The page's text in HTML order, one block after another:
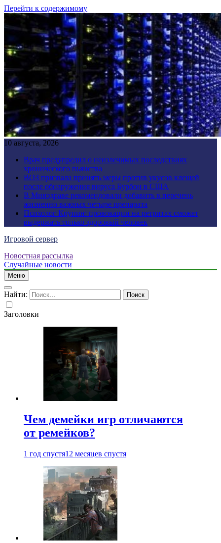
Перейти к содержимому
10 августа, 2026
Врач предупредил о неизлечимых последствиях
хронического пьянства
ВОЗ призвала принять меры против укусов клещей
после обнаружения вируса Бурбон в США
В Минздраве рекомендовали добавить в перечень
жизненно важных четыре препарата
Психолог Крупин: провокации на ретритах сможет
выдержать только здоровый человек
Игровой сервер
Новостная рассылка
Случайные новости
Меню
Найти:
Заголовки
Чем демейки игр отличаются
от ремейков?
1 год спустя12 месяцев спустя